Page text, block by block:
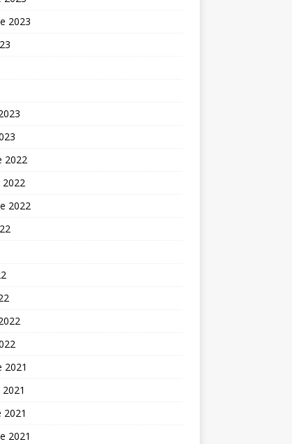
2023
2022
2022
2021
2021